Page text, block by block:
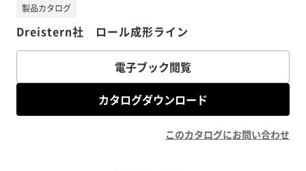
Dreistern社 ロール成形ライン
製品カタログ
電子ブック閲覧
カタログダウンロード
このカタログにお問い合わせ